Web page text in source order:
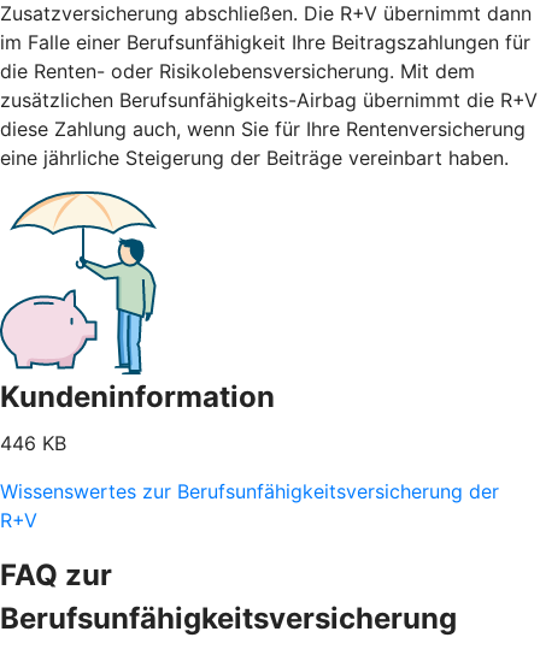
Zusatzversicherung abschließen. Die R+V übernimmt dann
im Falle einer Berufsunfähigkeit Ihre Beitragszahlungen für
die Renten- oder Risikolebensversicherung. Mit dem
zusätzlichen Berufsunfähigkeits-Airbag übernimmt die R+V
diese Zahlung auch, wenn Sie für Ihre Rentenversicherung
eine jährliche Steigerung der Beiträge vereinbart haben.
Kundeninformation
446 KB
Wissenswertes zur Berufsunfähigkeitsversicherung der
R+V
FAQ zur
Berufsunfähigkeitsversicherung